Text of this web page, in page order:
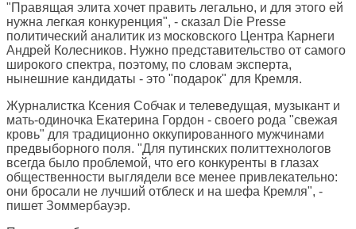
"Правящая элита хочет править легально, и для этого ей
нужна легкая конкуренция", - сказал Die Presse
политический аналитик из московского Центра Карнеги
Андрей Колесников. Нужно представительство от самого
широкого спектра, поэтому, по словам эксперта,
нынешние кандидаты - это "подарок" для Кремля.
Журналистка Ксения Собчак и телеведущая, музыкант и
мать-одиночка Екатерина Гордон - своего рода "свежая
кровь" для традиционно оккупированного мужчинами
предвыборного поля. "Для путинских политтехнологов
всегда было проблемой, что его конкуренты в глазах
общественности выглядели все менее привлекательно:
они бросали не лучший отблеск и на шефа Кремля", -
пишет Зоммербауэр.